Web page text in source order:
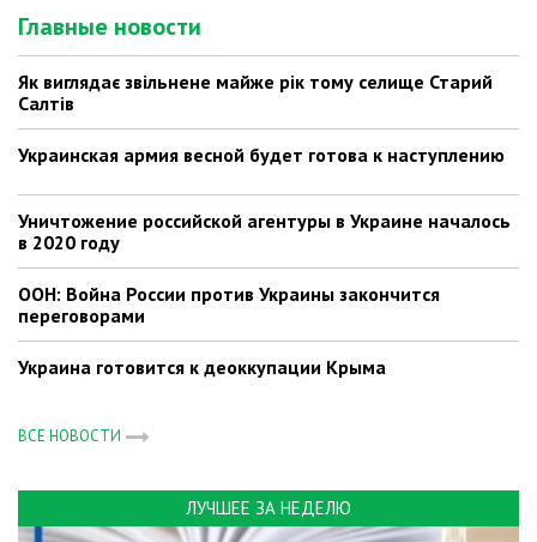
Главные новости
Як виглядає звільнене майже рік тому селище Старий
Салтів
Украинская армия весной будет готова к наступлению
Уничтожение российской агентуры в Украине началось
в 2020 году
ООН: Война России против Украины закончится
переговорами
Украина готовится к деоккупации Крыма
ВСЕ НОВОСТИ
ЛУЧШЕЕ ЗА НЕДЕЛЮ